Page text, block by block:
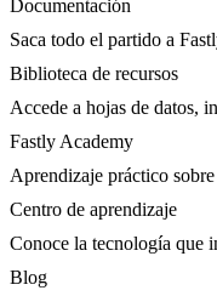
Documentación
Saca todo el partido a
Biblioteca de recursos
Accede a hojas de datos,
Fastly Academy
Aprendizaje práctico
Centro de aprendizaje
Conoce la tecnología que
Blog